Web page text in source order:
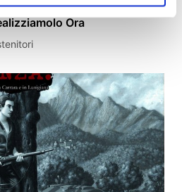
immaginAttivo per
Ora